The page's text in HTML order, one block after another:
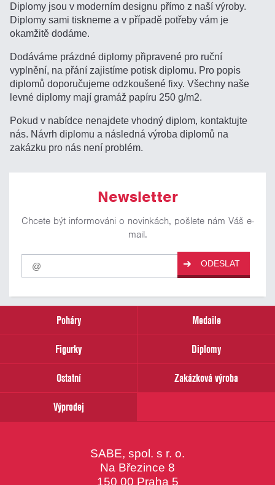
Diplomy jsou v moderním designu přímo z naší výroby.
Diplomy sami tiskneme a v případě potřeby vám je
okamžitě dodáme.
Dodáváme prázdné diplomy připravené pro ruční
vyplnění, na přání zajistíme potisk diplomu. Pro popis
diplomů doporučujeme odzkoušené fixy. Všechny naše
levné diplomy mají gramáž papíru 250 g/m2.
Pokud v nabídce nenajdete vhodný diplom, kontaktujte
nás. Návrh diplomu a následná výroba diplomů na
zakázku pro nás není problém.
Newsletter
Chcete být informováni o novinkách, pošlete nám Váš e-
mail.
Pro
odběr
našich
email
ODESLAT
Poháry
Medaile
Figurky
Diplomy
Ostatní
Zakázková výroba
Výprodej
SABE, spol. s r. o.
Na Březince 8
150 00 Praha 5